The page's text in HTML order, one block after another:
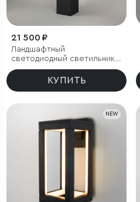
21 500 ₽
Ландшафтный
светодиодный светильник
Frame 3000K чёрный
КУПИТЬ
NEW